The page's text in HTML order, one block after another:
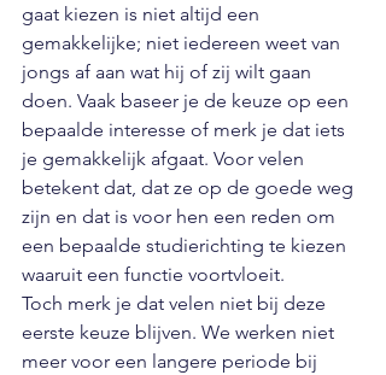
gaat kiezen is niet altijd een
gemakkelijke; niet iedereen weet van
jongs af aan wat hij of zij wilt gaan
doen. Vaak baseer je de keuze op een
bepaalde interesse of merk je dat iets
je gemakkelijk afgaat. Voor velen
betekent dat, dat ze op de goede weg
zijn en dat is voor hen een reden om
een bepaalde studierichting te kiezen
waaruit een functie voortvloeit.
Toch merk je dat velen niet bij deze
eerste keuze blijven. We werken niet
meer voor een langere periode bij